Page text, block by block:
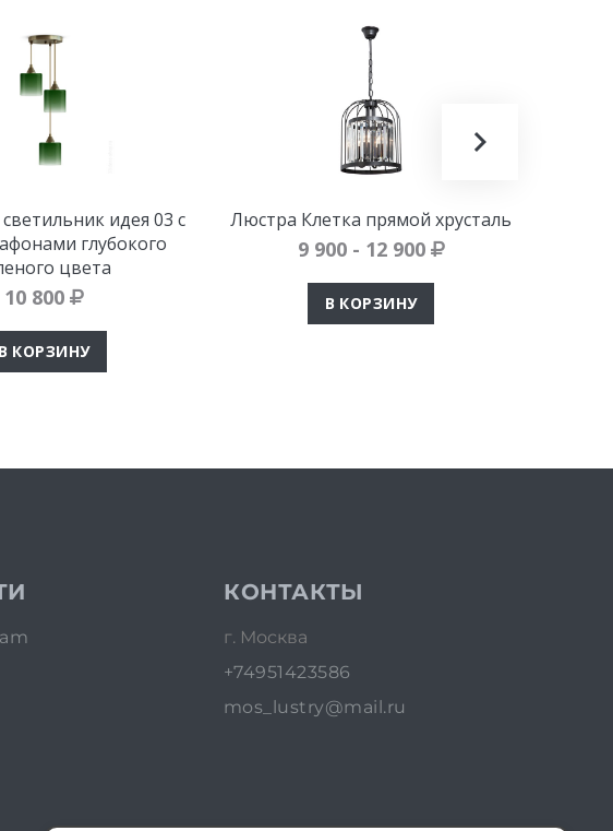
идея 03 с
глубокого
цвета
10 800
В КОРЗИНУ
Люстра Клетка прямой хрусталь
9 900 - 12 900
В КОРЗИНУ
КОНТАКТЫ
г. Москва
+74951423586
mos_lustry@mail.ru